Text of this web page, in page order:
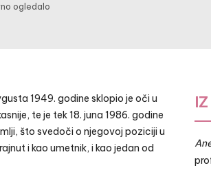
ogledalo
1949. godine sklopio je oči u
te je tek 18. juna 1986. godine
što svedoči o njegovoj poziciji u
i kao umetnik, i kao jedan od